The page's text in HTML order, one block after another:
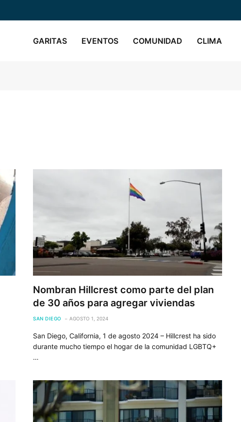
GARITAS EVENTOS COMUNIDAD CLIMA
Nombran Hillcrest como parte del plan
de 30 años para agregar viviendas
SAN DIEGO AGOSTO 1, 2024
San Diego, California, 1 de agosto 2024 – Hillcrest ha sido
durante mucho tiempo el hogar de la comunidad LGBTQ+
…